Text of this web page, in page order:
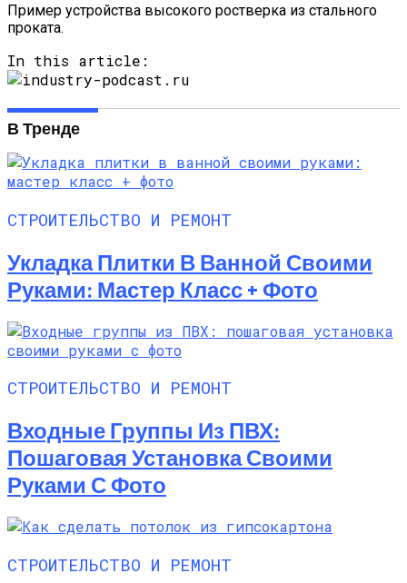
Пример устройства высокого ростверка из стального
проката.
In this article:
В Тренде
СТРОИТЕЛЬСТВО И РЕМОНТ
Укладка Плитки В Ванной Своими
Руками: Мастер Класс + Фото
СТРОИТЕЛЬСТВО И РЕМОНТ
Входные Группы Из ПВХ:
Пошаговая Установка Своими
Руками С Фото
СТРОИТЕЛЬСТВО И РЕМОНТ